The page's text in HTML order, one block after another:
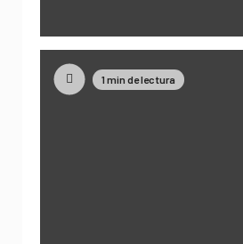
1 min de lectura